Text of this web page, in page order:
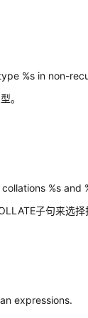
%s in non-
。
%s and
子句来选择
expressions.